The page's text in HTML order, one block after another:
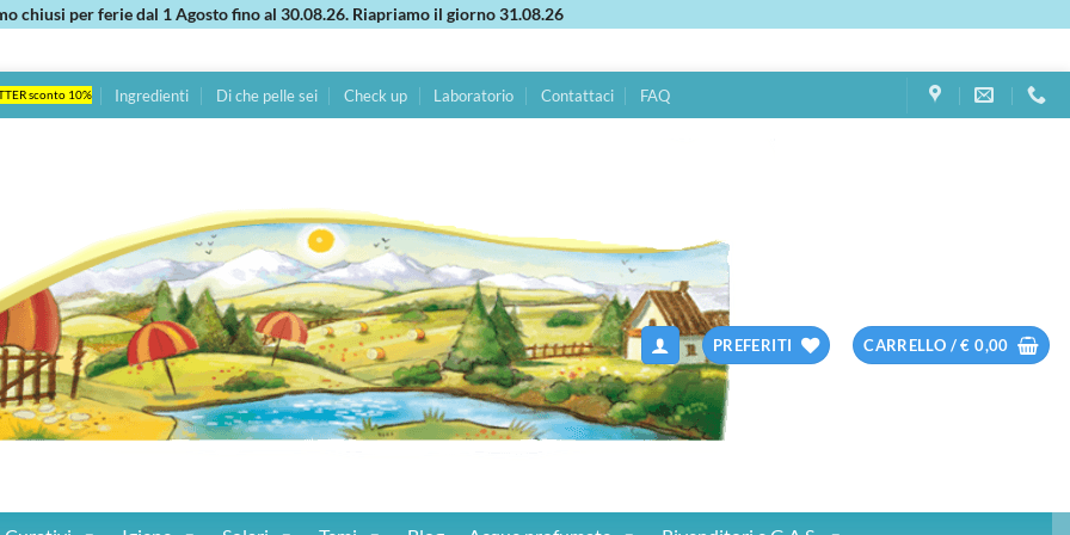
chiusi per ferie dal 1 Agosto fino al 30.08.26. Riapriamo il giorno 31.08.26
sconto 10% Ingredienti Di che pelle sei Check up Laboratorio Contattaci FAQ
PREFERITI CARRELLO /€ 0,00